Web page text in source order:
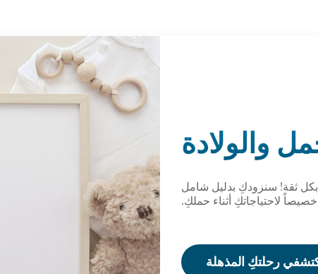
والولادة
ثقة! سنزودكِ بدليل شامل
لاحتياجاتكِ أثناء حملكِ.
رحلتكِ المذهلة